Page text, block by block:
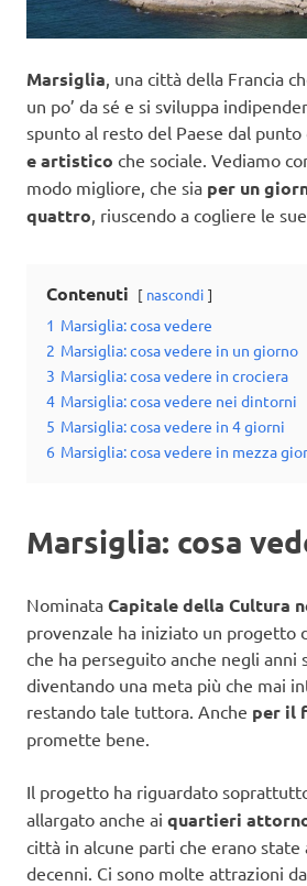
Marsiglia , una città della Francia
un po’ da sé e si sviluppa
spunto al resto del Paese dal punto
e artistico che sociale. Vediamo
modo migliore, che sia per un
quattro , riuscendo a cogliere le
Contenuti nascondi
1 Marsiglia: cosa vedere
2 Marsiglia: cosa vedere in un giorno
3 Marsiglia: cosa vedere in crociera
4 Marsiglia: cosa vedere nei dintorni
5 Marsiglia: cosa vedere in 4 giorni
6 Marsiglia: cosa vedere in mezza
Marsiglia: cosa
Nominata Capitale della Cultura
provenzale ha iniziato un progetto
che ha perseguito anche negli anni
diventando una meta più che mai
restando tale tuttora. Anche per il
promette bene.
Il progetto ha riguardato
allargato anche ai quartieri
città in alcune parti che erano state
decenni. Ci sono molte attrazioni